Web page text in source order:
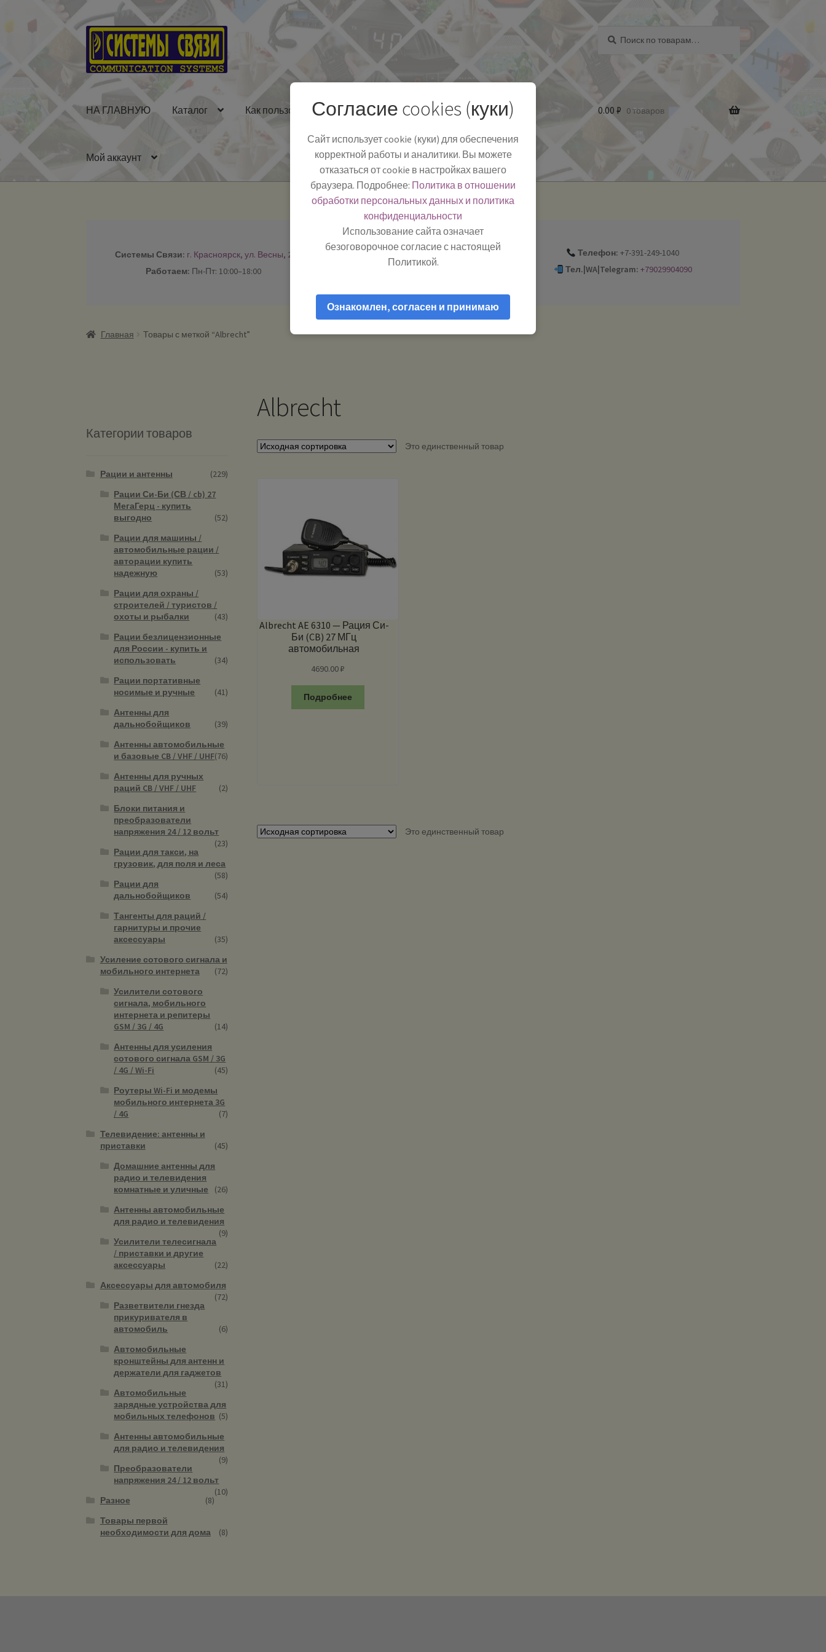
Перейти
к
навигации
Перейти
к
содержимому
НА ГЛАВНУЮ Каталог Как пользоваться Полезная информация БЛОГ
Мой аккаунт
0.00 ₽ 0 товаров
Системы Связи: г. Красноярск, ул. Весны, 2
Работаем: Пн-Пт: 10:00–18:00
-
Телефон: +7-391-249-1040
Тел.|WA|Telegram: +79029904090
Главная Товары с меткой “Albrecht”
Albrecht
Это единственный товар
Albrecht AE 6310 — Рация Си-
Би (CB) 27 МГц
автомобильная
4690.00₽
Подробнее
Это единственный товар
Категории товаров
Рации и антенны
(229)
Рации Си-Би (СВ / cb) 27
МегаГерц - купить
выгодно
(52)
Рации для машины /
автомобильные рации /
авторации купить
надежную
(53)
Рации для охраны /
строителей / туристов /
охоты и рыбалки
(43)
Рации безлицензионные
для России - купить и
использовать
(34)
Рации портативные
носимые и ручные
(41)
Антенны для
дальнобойщиков
(39)
Антенны автомобильные
и базовые CB / VHF / UHF(76)
Антенны для ручных
раций CB / VHF / UHF
(2)
Блоки питания и
преобразователи
напряжения 24 / 12 вольт
(23)
Рации для такси, на
грузовик, для поля и леса
(58)
Рации для
дальнобойщиков
(54)
Тангенты для раций /
гарнитуры и прочие
аксессуары
(35)
Усиление сотового сигнала и
мобильного интернета
(72)
Усилители сотового
сигнала, мобильного
интернета и репитеры
GSM / 3G / 4G
(14)
Антенны для усиления
сотового сигнала GSM / 3G
/ 4G / Wi-Fi
(45)
Роутеры Wi-Fi и модемы
мобильного интернета 3G
/ 4G
(7)
Телевидение: антенны и
приставки
(45)
Домашние антенны для
радио и телевидения
комнатные и уличные
(26)
Антенны автомобильные
для радио и телевидения
(9)
Усилители телесигнала
/ приставки и другие
аксессуары
(22)
Аксессуары для автомобиля
(72)
Разветвители гнезда
прикуривателя в
автомобиль
(6)
Автомобильные
кронштейны для антенн и
держатели для гаджетов
(31)
Автомобильные
зарядные устройства для
мобильных телефонов (5)
Антенны автомобильные
для радио и телевидения
(9)
Преобразователи
напряжения 24 / 12 вольт
(10)
Разное
(8)
Товары первой
необходимости для дома
(8)
Согласие cookies (куки)
Сайт использует cookie (куки) для обеспечения
корректной работы и аналитики. Вы можете
отказаться от cookie в настройках вашего
браузера. Подробнее: Политика в отношении
обработки персональных данных и политика
конфиденциальности
Использование сайта означает
безоговорочное согласие с настоящей
Политикой.
Ознакомлен, согласен и принимаю